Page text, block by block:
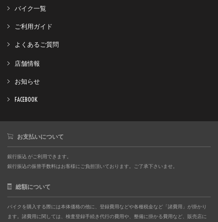
バイク一覧
ご利用ガイド
よくあるご質問
店舗情報
お知らせ
FACEBOOK
お支払いについて
銀行振込 がご利用できます。
銀行振込の振替手数料はお客様にご負担頂いております。ご了承下さいませ。
総額について
バイクを購入する際には本体価格の他に、登録費用などや各種税金など「諸費用」が掛かり
ます。諸費用に関しては、検査登録手続き代行の費用や、整備に掛かる費用など、販売店に